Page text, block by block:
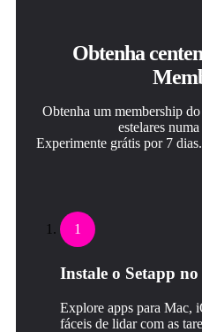
Obtenha
Obtenha um membership
estelares
Experimente grátis por 7
1
Instale o Setapp
Explore apps para Mac,
fáceis de lidar com as